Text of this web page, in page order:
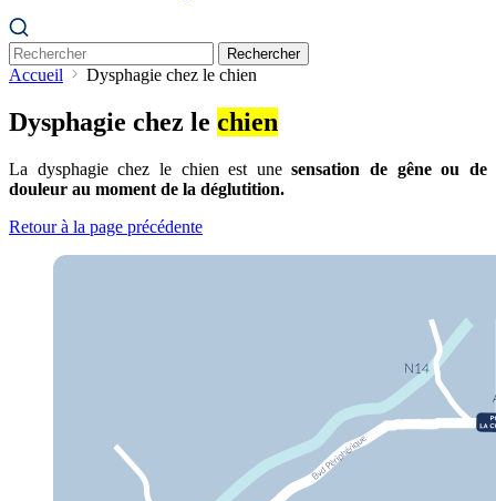
Rechercher
Accueil Dysphagie chez le chien
Dysphagie chez le chien
La dysphagie chez le chien est unesensation de gêne ou de
douleur au moment de la déglutition.
Retour à la page précédente